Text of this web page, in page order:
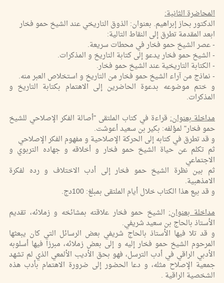
المحاضرة الثانية:
الدكتور بحاز إبراهيم. بعنوان: الذوق التاريخي عند الشيخ حمو فخار
ابعد المقدمة تطرق إلى النقاط التالية:
- عصر الشيخ حمو فخار في محطات سريعة.
- الشيخ حمو فخار يدعو إلى كتابة التاريخ و المذكرات.
- الكتابة التاريخية عند الشيخ حمو فخار.
- نماذج من آراء الشيخ حمو فخار من التاريخ و استخلاص العبر منه.
و ختم موضوعه بدعوة الحاضرين إلى الاهتمام بكتابة التاريخ و
المذكرات.
مداخلة بعنوان: قراءة في كتاب الملتقى "أصالة الفكر الإصلاحي للشيخ
حمو فخار" لمؤلفه: بكير بن سعيد أعوشت.
و قد تطرق في كتابه إلى الحركة الإصلاحية و مفهوم الفكر الإصلاحي
ثم تكلم عن حياة الشيخ حمو فخار و أخلاقه و جهاده التربوي و
الاجتماعي
ثم بين نظرة الشيخ حمو فخار إلى أدب الاختلاف و رده لفكرة
الامذهبية.
و قد بيع هذا الكتاب خلال أيام الملتقى بمبلغ: 100دج.
مداخلة بعنوان:الشيخ حمو فخار علاقته بمشائخه و زملائه، تقديم
الأستاذ بالحاج بن سعيد شريفي.
و قد تلا فيها الأستاذ بالحاج شريفي بعض الرسائل التي كان يبعثها
المرحوم الشيخ حمو فخار إليه و إلى بعض زملائه، مبرزا فيها أسلوبه
الأدبي الراقي في أدب الترسل، فهو بحق الأديب الألمعي الذي لم تشهد
جمعية الإصلاح مثله، و دعا الحضور إلى ضرورة الاهتمام بأدب هذه
الشخصية الراقية .